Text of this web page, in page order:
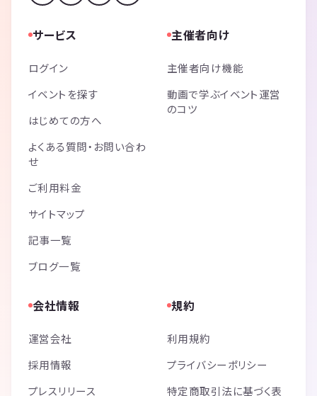
サービス
ログイン
イベントを探す
はじめての方へ
よくある質問・お問い合わ
せ
ご利用料金
サイトマップ
記事一覧
ブログ一覧
主催者向け
主催者向け機能
動画で学ぶイベント運営
のコツ
会社情報
運営会社
採用情報
プレスリリース
規約
利用規約
プライバシーポリシー
特定商取引法に基づく表